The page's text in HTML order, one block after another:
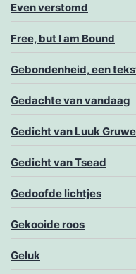
Even verstomd
Free, but I am Bound
Gebondenheid, een
Gedachte van vandaag
Gedicht van Luuk
Gedicht van Tsead
Gedoofde lichtjes
Gekooide roos
Geluk